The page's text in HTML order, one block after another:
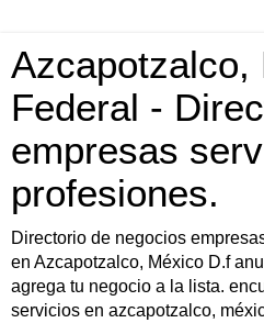
Azcapotzalco,
Federal -
empresas
profesiones.
Directorio de negocios
en Azcapotzalco, México D.f
agrega tu negocio a la lista.
servicios en azcapotzalco,